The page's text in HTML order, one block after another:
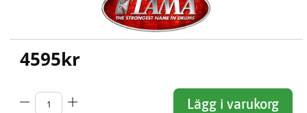
4595kr
Lägg i varukorg